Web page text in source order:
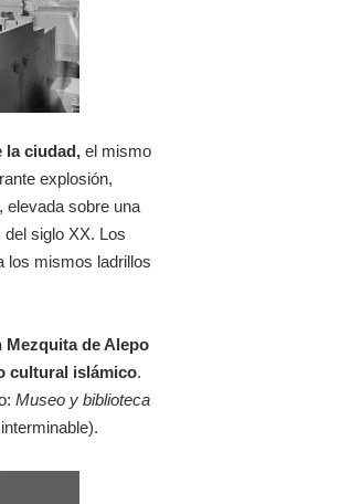
la ciudad, el mismo
explosión,
elevada sobre una
siglo XX. Los
los mismos ladrillos
Mezquita de Alepo
cultural islámico.
Museo y biblioteca